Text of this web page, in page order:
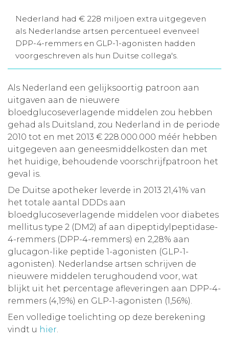
Aanmelden nieuwsbrief
Inloggen
Nederland had € 228 miljoen extra uitgegeven
als Nederlandse artsen percentueel evenveel
DPP-4-remmers en GLP-1-agonisten hadden
voorgeschreven als hun Duitse collega's.
Als Nederland een gelijksoortig patroon aan
uitgaven aan de nieuwere
bloedglucoseverlagende middelen zou hebben
gehad als Duitsland, zou Nederland in de periode
2010 tot en met 2013 € 228.000.000 méér hebben
uitgegeven aan geneesmiddelkosten dan met
het huidige, behoudende voorschrijfpatroon het
geval is.
De Duitse apotheker leverde in 2013 21,41% van
het totale aantal DDDs aan
bloedglucoseverlagende middelen voor diabetes
mellitus type 2 (DM2) af aan dipeptidylpeptidase-
4-remmers (DPP-4-remmers) en 2,28% aan
glucagon-like peptide 1-agonisten (GLP-1-
agonisten). Nederlandse artsen schrijven de
nieuwere middelen terughoudend voor, wat
blijkt uit het percentage afleveringen aan DPP-4-
remmers (4,19%) en GLP-1-agonisten (1,56%).
Een volledige toelichting op deze berekening
vindt u hier.